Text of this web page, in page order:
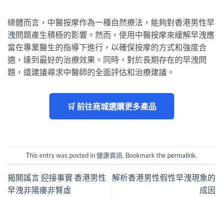
總體而言，中醫按摩作為一種自然療法，能夠對香港男性早
洩問題產生積極的影響。然而，使用中醫按摩來緩解早洩應
當在專業醫生的指導下進行，以確保按摩的方式和強度合
適，達到最好的治療效果。同時，對於長期存在的早洩問
題，還建議尋求中醫師的全面評估和治療建議。
🛒 前往商城選購更多產品
This entry was posted in健康資訊. Bookmark the permalink.
揭開謠言 迎接事實 香港男性
早洩非陽痿非腎虛
解析香港男性假性早洩現象的
成因